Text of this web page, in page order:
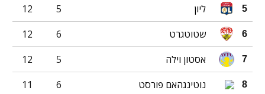
5 ליון 5
12
6 שטוטגרט 6
12
7 אסטון וילה 5
12
8 נוטינגהאם פורסט 6
11